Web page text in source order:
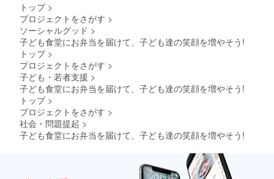
トップ >
プロジェクトをさがす >
ソーシャルグッド >
子ども食堂にお弁当を届けて、子ども達の笑顔を増やそう!
トップ >
プロジェクトをさがす >
子ども・若者支援 >
子ども食堂にお弁当を届けて、子ども達の笑顔を増やそう!
トップ >
プロジェクトをさがす >
社会・問題提起 >
子ども食堂にお弁当を届けて、子ども達の笑顔を増やそう!